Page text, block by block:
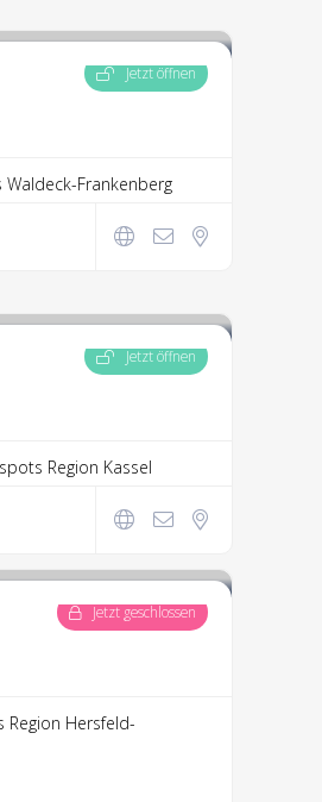
Jetzt öffnen
Frankenberg
Jetzt öffnen
Region Kassel
Jetzt geschlossen
Region Hersfeld-